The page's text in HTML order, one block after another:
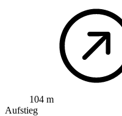
104 m
Aufstieg